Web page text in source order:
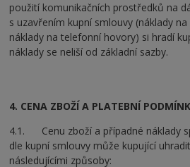
použití komunikačních prostředků na
s uzavřením kupní smlouvy (náklady
náklady na telefonní hovory) si hradí
náklady se neliší od základní sazby.
4. CENA ZBOŽÍ A PLATEBNÍ
4.1. Cenu zboží a případné náklady
dle kupní smlouvy může kupující
následujícími způsoby: